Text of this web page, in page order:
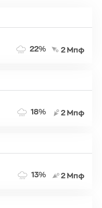
22% 2 Μπφ
18% 2 Μπφ
13% 2 Μπφ